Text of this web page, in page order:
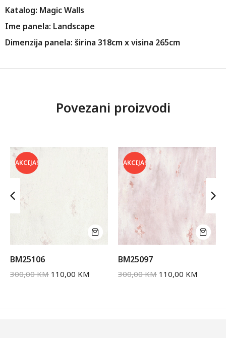
Katalog: Magic Walls
Ime panela: Landscape
Dimenzija panela: širina 318cm x visina 265cm
Povezani proizvodi
AKCIJA!
BM25106
300,00KM 110,00 KM
AKCIJA!
BM25097
300,00KM 110,00 KM